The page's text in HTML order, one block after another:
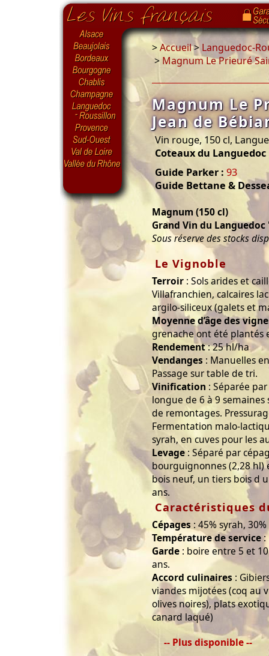
>Accueil>Languedoc-
> Magnum Le Prieuré
Magnum Le
Jean de
Vin rouge, 150 cl,
Coteaux du Languedoc
Guide Parker : 93
Guide Bettane &
Magnum (150 cl)
Grand Vin du Languedoc
Sous réserve des stocks
Le Vignoble
Terroir : Sols arides et
Villafranchien, calcaires
argilo-siliceux (galets et
Moyenne d’âge des
grenache ont été plantés
Rendement: 25 hl/ha
Vendanges : Manuelles
Passage sur table de tri.
Vinification : Séparée
longue de 6 à 9 semaines
de remontages.
Fermentation malo-
syrah, en cuves pour les
Levage: Séparé par
bourguignonnes (2,28 hl)
bois neuf, un tiers bois d
ans.
Caractéristiques
Cépages : 45% syrah,
Température de service :
Garde : boire entre 5 et
ans.
Accord culinaires :
viandes mijotées (coq au
olives noires), plats
canard laqué)
-- Plus disponible --